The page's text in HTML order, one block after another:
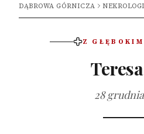
DĄBROWA GÓRNICZA NEKROLOGI
Z
28